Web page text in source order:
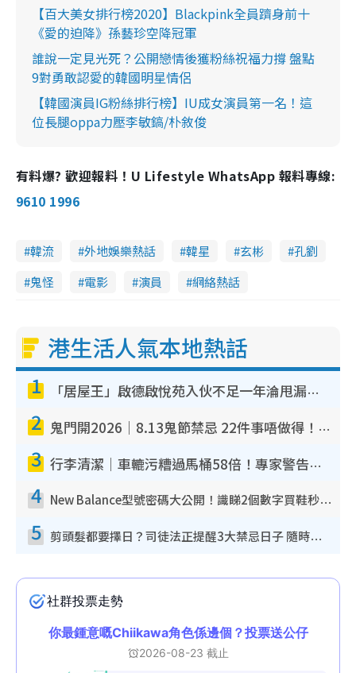
【百大美女排行榜2020】Blackpink全員躋身前十
《愛的迫降》孫藝珍空降冠軍
誰說一定見光死？公開戀情後獲粉絲祝福力撐 盤點
9對勇敢認愛的韓國明星情侶
【韓國演員IG粉絲排行榜】IU成女演員第一名！這
位長腿oppa力壓李敏鎬/朴敘俊
有料爆? 歡迎報料！U Lifestyle WhatsApp 報料專線:
9610 1996
韓流 外地娛樂熱話 韓星 玄彬
孔劉
鬼怪
電影 演員 網絡熱話
港生活人氣本地熱話
1 「居屋王」啟德啟悅苑入伙不足一年淪甩漏之王！插頭噴火花致大停電 多戶業主全屋家電報銷
2 鬼門開2026｜8.13鬼節禁忌 22件事唔做得！燒肉、刺身要少食？半夜勿吹口哨/打呢個電話
3 行李清潔｜車轆污糟過馬桶58倍！專家警告忌用酒精抹 教1招免污手除菌
4 New Balance型號密碼大公開！識睇2個數字買鞋秒知功能免中伏 附5大熱門鞋款
5 剪頭髮都要擇日？司徒法正提醒3大禁忌日子 隨時剪走財運！呢日剪髮恐「剪壽命」？